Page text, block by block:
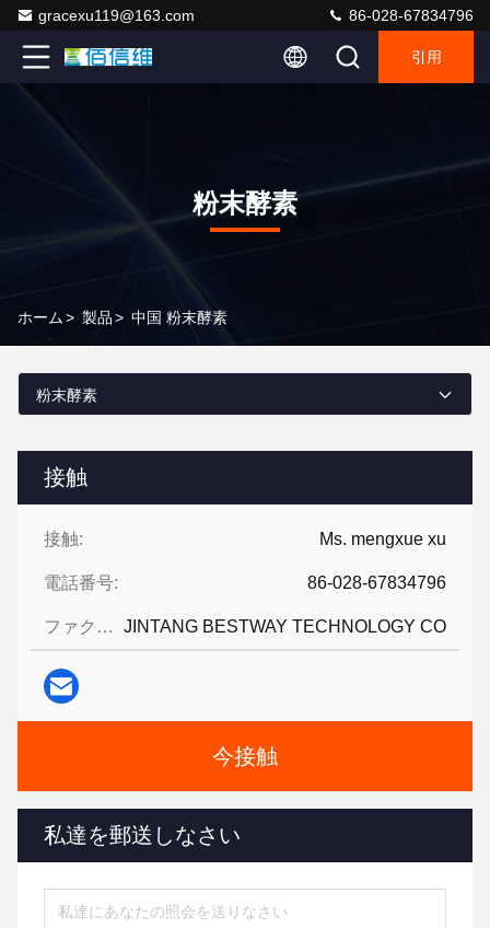
gracexu119@163.com 86-028-67834796
引用
粉末酵素
ホーム> 製品> 中国 粉末酵素
接触
接触: Ms. mengxue xu
電話番号: 86-028-67834796
ファクシミリ: JINTANG BESTWAY TECHNOLOGY CO
今接触
私達を郵送しなさい
粉末酵素